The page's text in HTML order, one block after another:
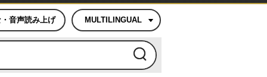
音声読み上げ MULTILINGUAL